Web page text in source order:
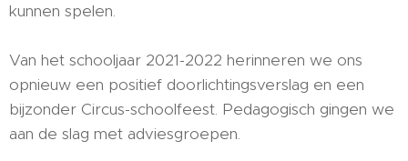
kunnen spelen.
Van het schooljaar 2021-2022 herinneren we ons
opnieuw een positief doorlichtingsverslag en een
bijzonder Circus-schoolfeest. Pedagogisch gingen we
aan de slag met adviesgroepen.